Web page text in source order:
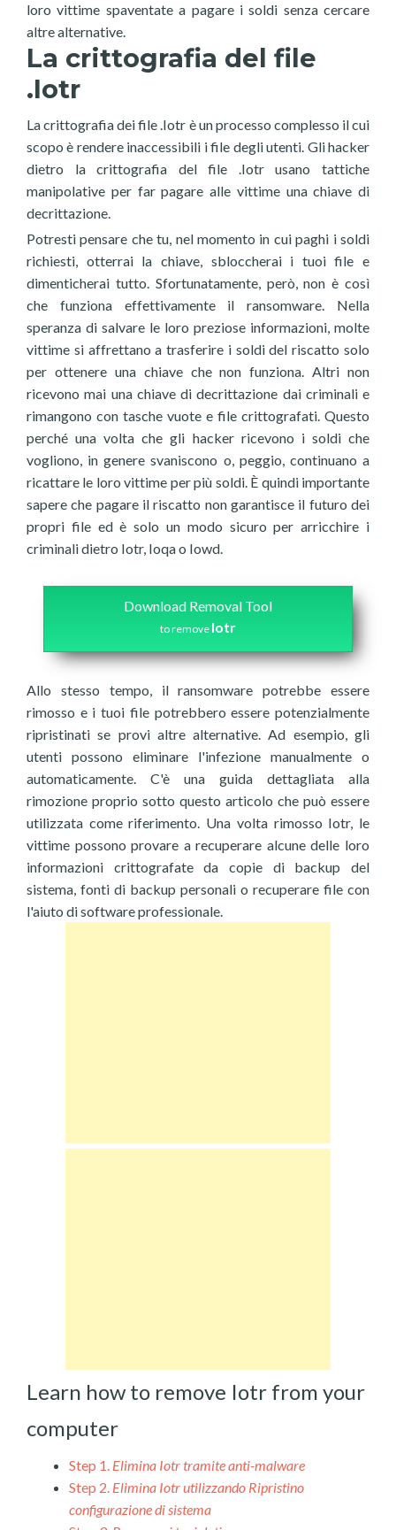
loro vittime spaventate a pagare i soldi senza cercare
altre alternative.
La crittografia del file
.Iotr
La crittografia dei file .Iotr è un processo complesso il cui
scopo è rendere inaccessibili i file degli utenti. Gli hacker
dietro la crittografia del file .Iotr usano tattiche
manipolative per far pagare alle vittime una chiave di
decrittazione.
Potresti pensare che tu, nel momento in cui paghi i soldi
richiesti, otterrai la chiave, sbloccherai i tuoi file e
dimenticherai tutto. Sfortunatamente, però, non è così
che funziona effettivamente il ransomware. Nella
speranza di salvare le loro preziose informazioni, molte
vittime si affrettano a trasferire i soldi del riscatto solo
per ottenere una chiave che non funziona. Altri non
ricevono mai una chiave di decrittazione dai criminali e
rimangono con tasche vuote e file crittografati. Questo
perché una volta che gli hacker ricevono i soldi che
vogliono, in genere svaniscono o, peggio, continuano a
ricattare le loro vittime per più soldi. È quindi importante
sapere che pagare il riscatto non garantisce il futuro dei
propri file ed è solo un modo sicuro per arricchire i
criminali dietro Iotr, Ioqa o Iowd.
Download Removal Tool
to remove Iotr
Allo stesso tempo, il ransomware potrebbe essere
rimosso e i tuoi file potrebbero essere potenzialmente
ripristinati se provi altre alternative. Ad esempio, gli
utenti possono eliminare l'infezione manualmente o
automaticamente. C'è una guida dettagliata alla
rimozione proprio sotto questo articolo che può essere
utilizzata come riferimento. Una volta rimosso Iotr, le
vittime possono provare a recuperare alcune delle loro
informazioni crittografate da copie di backup del
sistema, fonti di backup personali o recuperare file con
l'aiuto di software professionale.
Learn how to remove Iotr from your
computer
Step 1. Elimina Iotr tramite anti-malware
Step 2. Elimina Iotr utilizzando Ripristino
configurazione di sistema